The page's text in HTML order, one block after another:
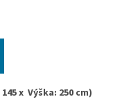
145 x Výška: 250 cm)